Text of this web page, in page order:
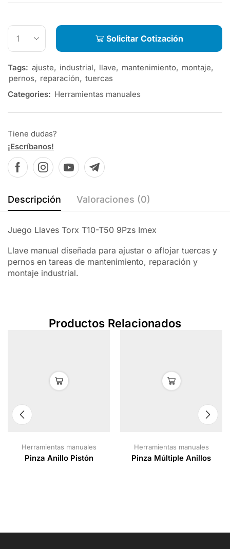
Solicitar Cotización
Tags: ajuste, industrial, llave, mantenimiento, montaje,
pernos, reparación, tuercas
Categories: Herramientas manuales
Tiene dudas?
¡Escríbanos!
Descripción Valoraciones (0)
Juego Llaves Torx T10-T50 9Pzs Imex
Llave manual diseñada para ajustar o aflojar tuercas y
pernos en tareas de mantenimiento, reparación y
montaje industrial.
Productos Relacionados
Herramientas manuales
Pinza Anillo Pistón
Herramientas manuales
Pinza Múltiple Anillos